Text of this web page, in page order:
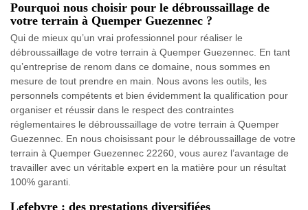
Pourquoi nous choisir pour le débroussaillage de
votre terrain à Quemper Guezennec ?
Qui de mieux qu’un vrai professionnel pour réaliser le
débroussaillage de votre terrain à Quemper Guezennec. En tant
qu’entreprise de renom dans ce domaine, nous sommes en
mesure de tout prendre en main. Nous avons les outils, les
personnels compétents et bien évidemment la qualification pour
organiser et réussir dans le respect des contraintes
réglementaires le débroussaillage de votre terrain à Quemper
Guezennec. En nous choisissant pour le débroussaillage de votre
terrain à Quemper Guezennec 22260, vous aurez l’avantage de
travailler avec un véritable expert en la matière pour un résultat
100% garanti.
Lefebvre : des prestations diversifiées